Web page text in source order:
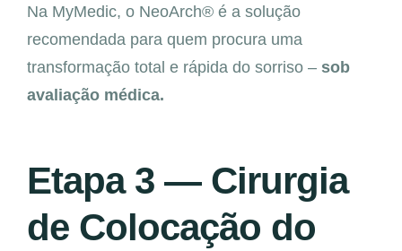
Na MyMedic, o NeoArch® é a solução
recomendada para quem procura uma
transformação total e rápida do sorriso – sob
avaliação médica.
Etapa 3 — Cirurgia
de Colocação do